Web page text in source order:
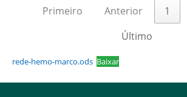
Primeiro
Anterior 1
Último
rede-hemo-marco.ods Baixar